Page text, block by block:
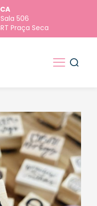
506
Praça Seca